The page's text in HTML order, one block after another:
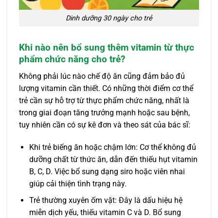
Dinh dưỡng 30 ngày cho trẻ
Khi nào nên bổ sung thêm vitamin từ thực
phẩm chức năng cho trẻ?
Không phải lúc nào chế độ ăn cũng đảm bảo đủ
lượng vitamin cần thiết. Có những thời điểm cơ thể
trẻ cần sự hỗ trợ từ thực phẩm chức năng, nhất là
trong giai đoạn tăng trưởng mạnh hoặc sau bệnh,
tuy nhiên cần có sự kê đơn và theo sát của bác sĩ:
Khi trẻ biếng ăn hoặc chậm lớn: Cơ thể không đủ
dưỡng chất từ thức ăn, dẫn đến thiếu hụt vitamin
B, C, D. Việc bổ sung dạng siro hoặc viên nhai
giúp cải thiện tình trạng này.
Trẻ thường xuyên ốm vặt: Đây là dấu hiệu hệ
miễn dịch yếu, thiếu vitamin C và D. Bổ sung